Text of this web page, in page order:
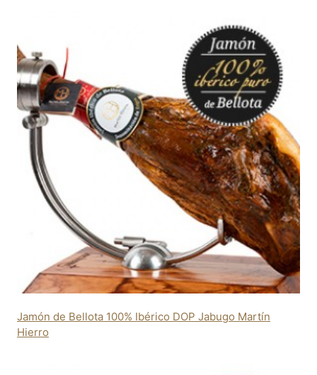
Jamón de Bellota 100% Ibérico DOP Jabugo Martín
Hierro